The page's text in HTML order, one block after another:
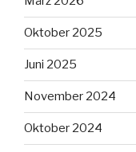
Oktober 2025
Juni 2025
November 2024
Oktober 2024